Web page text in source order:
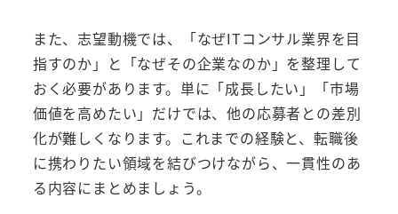
また、志望動機では、「なぜITコンサル業界を目
指すのか」と「なぜその企業なのか」を整理して
おく必要があります。単に「成長したい」「市場
価値を高めたい」だけでは、他の応募者との差別
化が難しくなります。これまでの経験と、転職後
に携わりたい領域を結びつけながら、一貫性のあ
る内容にまとめましょう。